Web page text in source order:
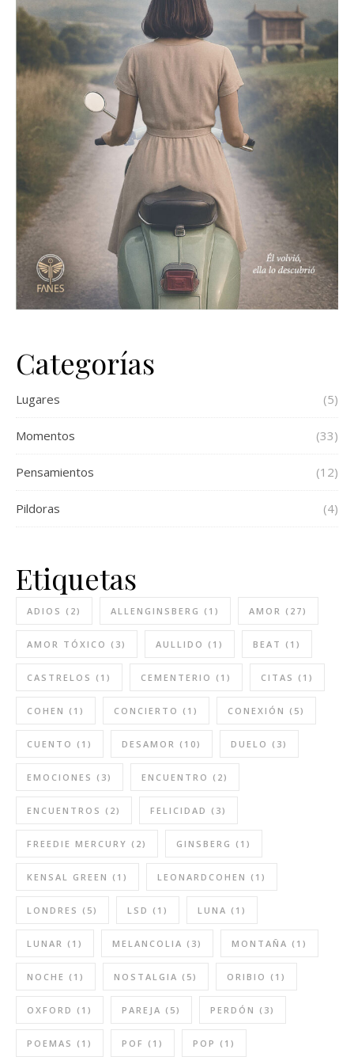
Categorías
Lugares (5)
Momentos (33)
Pensamientos (12)
Pildoras (4)
Etiquetas
ADIOS (2) ALLENGINSBERG (1) AMOR (27)
AMOR TÓXICO (3) AULLIDO (1) BEAT (1)
CASTRELOS (1) CEMENTERIO (1) CITAS (1)
COHEN (1) CONCIERTO (1) CONEXIÓN (5)
CUENTO (1) DESAMOR (10) DUELO (3)
EMOCIONES (3) ENCUENTRO (2)
ENCUENTROS (2) FELICIDAD (3)
FREEDIE MERCURY (2) GINSBERG (1)
KENSAL GREEN (1) LEONARDCOHEN (1)
LONDRES (5) LSD (1) LUNA (1)
LUNAR (1) MELANCOLIA (3) MONTAÑA (1)
NOCHE (1) NOSTALGIA (5) ORIBIO (1)
OXFORD (1) PAREJA (5) PERDÓN (3)
POEMAS (1) POF (1) POP (1)